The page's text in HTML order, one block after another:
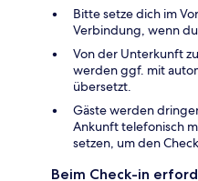
Bitte setze dich im
Verbindung, wenn
Von der Unterkunft
werden ggf. mit
übersetzt.
Gäste werden
Ankunft telefonisch
setzen, um den
Beim Check-in